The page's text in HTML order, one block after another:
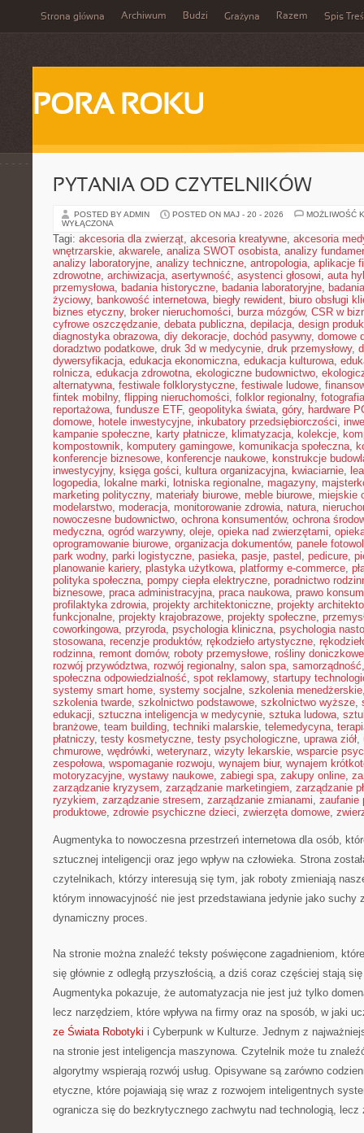
Strona główna Archiwum Budzi Grażyna Razem Spis
PORA ROKU
PYTANIA OD CZYTELNIKÓW
POSTED BY ADMIN POSTED ON MAJ - 20 - 2026
MOŻLIWOŚĆ
WYŁĄCZONA
Tagi: akcesoria dla zwierząt, akcesoria kreatywne, akcesoria
wnętrzarskie, akwarele, analiza SWOT osobista, analizy
analizy laboratoryjne, analizy techniczne, antropologia, aplikacje
zdrowotne, archiwizacja, asertywność, asystenci głosowi, auta
przemysłowa, badania historyczne, badania laboratoryjne,
życiowy, bankowość internetowa, biegły rewident, biuro obsługi
biznes etyczny, broker nieruchomości, burza mózgów, CSR w
cyfrowe oszczędzanie, debata publiczna, depilacja, design
diagnostyka obrazowa, diy dekoracje, dochód pasywny, domowe
doradztwo podatkowe, druk 3d w medycynie, druk przemysłowy,
dywersyfikacja, edukacja ekonomiczna, edukacja kulturowa,
rolnicza, edukacja zdrowotna, ekologiczne budownictwo,
alternatywna, festiwale folklorystyczne, festiwale ludowe,
fintek mobilny, flipping nieruchomości, folklor regionalny,
reportażowa, fundusze ETF, geopolityka świata, góry, hardware
domowe, hotele inwestycyjne, inkubatory przedsiębiorczości,
kampanie społeczne, karty płatnicze, klimatyzacja, kolekcje,
kompostownik, komputery gamingowe, komunikacja społeczna,
konferencje biznesowe, konferencje naukowe, konstrukcje
inwestycyjny, księga gości, kultura organizacyjna, kwiaciarnie,
logopedia, lokalne marki, lotniska regionalne, magazyny,
marketing polityczny, materiały biurowe, meble biurowe, miejskie
modelarstwo, moderacja, monitorowanie zdrowia, natura,
nowoczesne budownictwo, ochrona konsumentów, ochrona
medyczna, ogród warzywny, oleje, opieka nad zwierzętami,
oprogramowanie biurowe, organizacja dokumentów, panele
park wodny, parki logistyczne, pasieka, pasje, pastel , pedicure,
planowanie kariery, plastyka użytkowa, platformy e-commerce,
polityka społeczna, pompy ciepła elektryczne, poradnictwo
biznesowe, praca administracyjna, praca naukowa, prawo
profilaktyka zdrowia, projekty architektoniczne, projekty
funkcjonalne, projekty krajobrazowe, projekty społeczne,
coworkingowa, przyroda, psychologia kliniczna, psychologia
stosowana, recenzje produktów, rękodzieło artystyczne,
rodzinna, remont domów, roboty przemysłowe, rośliny doniczkowe
rozwój przywództwa, rozwój regionalny, salon spa, samorządność
społeczna odpowiedzialność, spot reklamowy, startupy
systemy smart home, systemy socjalne, szkolenia menedżerskie
szkolenia twarde, szkolnictwo podstawowe, szkolnictwo wyższe,
edukacji, sztuczna inteligencja w medycynie, sztuka ludowa,
branżowe, team building, techniki malarskie, telemedycyna,
płatniczy, testy kosmetyczne, testy psychologiczne, uprawa ziół,
chmurowe, wędrówki, weterynarz, wizyty lekarskie, wsparcie
zespołowa, wspomaganie rozwoju, wynajem biur, wynajem
motoryzacyjne, wystawy naukowe, zabiegi spa, zakupy online,
zarządzanie kryzysem, zarządzanie marketingiem, zarządzanie
ryzykiem, zarządzanie stresem, zarządzanie zmianami, zaufanie
produktowe, zdrowie psychiczne dzieci, zwierzęta domowe,
Augmentyka to nowoczesna przestrzeń internetowa dla osób,
sztucznej inteligencji oraz jego wpływ na człowieka. Strona
czytelnikach, którzy interesują się tym, jak roboty zmieniają
którym innowacyjność nie jest przedstawiana jedynie jako suchy
dynamiczny proces.
Na stronie można znaleźć teksty poświęcone zagadnieniom,
się głównie z odległą przyszłością, a dziś coraz częściej stają
Augmentyka pokazuje, że automatyzacja nie jest już tylko
lecz narzędziem, które wpływa na firmy oraz na sposób, w jaki
ze Świata Robotyki i Cyberpunk w Kulturze. Jednym z
na stronie jest inteligencja maszynowa. Czytelnik może tu
algorytmy wspierają rozwój usług. Opisywane są zarówno
etyczne, które pojawiają się wraz z rozwojem inteligentnych
ogranicza się do bezkrytycznego zachwytu nad technologią, lecz